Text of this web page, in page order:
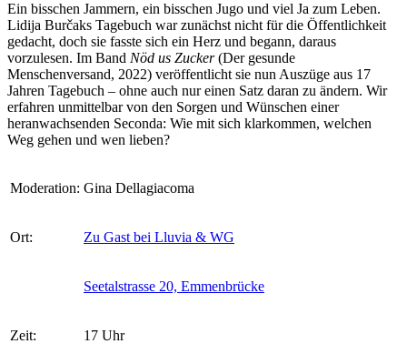
Ein bisschen Jammern, ein bisschen Jugo und viel Ja zum Leben.
Lidija Burčaks Tagebuch war zunächst nicht für die Öffentlichkeit
gedacht, doch sie fasste sich ein Herz und begann, daraus
vorzulesen. Im Band Nöd us Zucker(Der gesunde
Menschenversand, 2022) veröffentlicht sie nun Auszüge aus 17
Jahren Tagebuch – ohne auch nur einen Satz daran zu ändern. Wir
erfahren unmittelbar von den Sorgen und Wünschen einer
heranwachsenden Seconda: Wie mit sich klarkommen, welchen
Weg gehen und wen lieben?
Moderation: Gina Dellagiacoma
Ort: Zu Gast bei Lluvia & WG
Seetalstrasse 20, Emmenbrücke
Zeit: 17 Uhr